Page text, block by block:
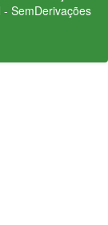
SemDerivações